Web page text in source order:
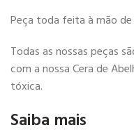
Peça toda feita à mão
Todas as nossas peças
com a nossa Cera de
tóxica.
Saiba mais